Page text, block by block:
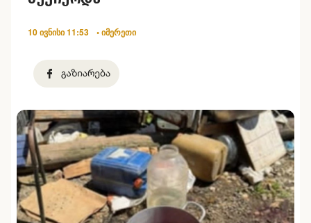
10 ივნისი 11:53 • იმერეთი